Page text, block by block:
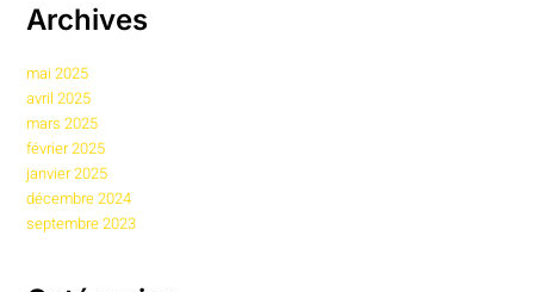
Archives
mai 2025
avril 2025
mars 2025
février 2025
janvier 2025
décembre 2024
septembre 2023